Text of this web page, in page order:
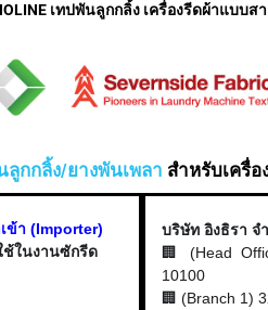
เทปพันลูกกลิ้ง เครื่องรีดผ้าแบบส
ลูกกลิ้ง/ยางพันเพลา สำหรับเครื่
ข้า (Importer)
ช้ในงานซักรีด
บริษัท อิงธิรา จ
🏢 (Head
10100
🏢 (Branch 1)